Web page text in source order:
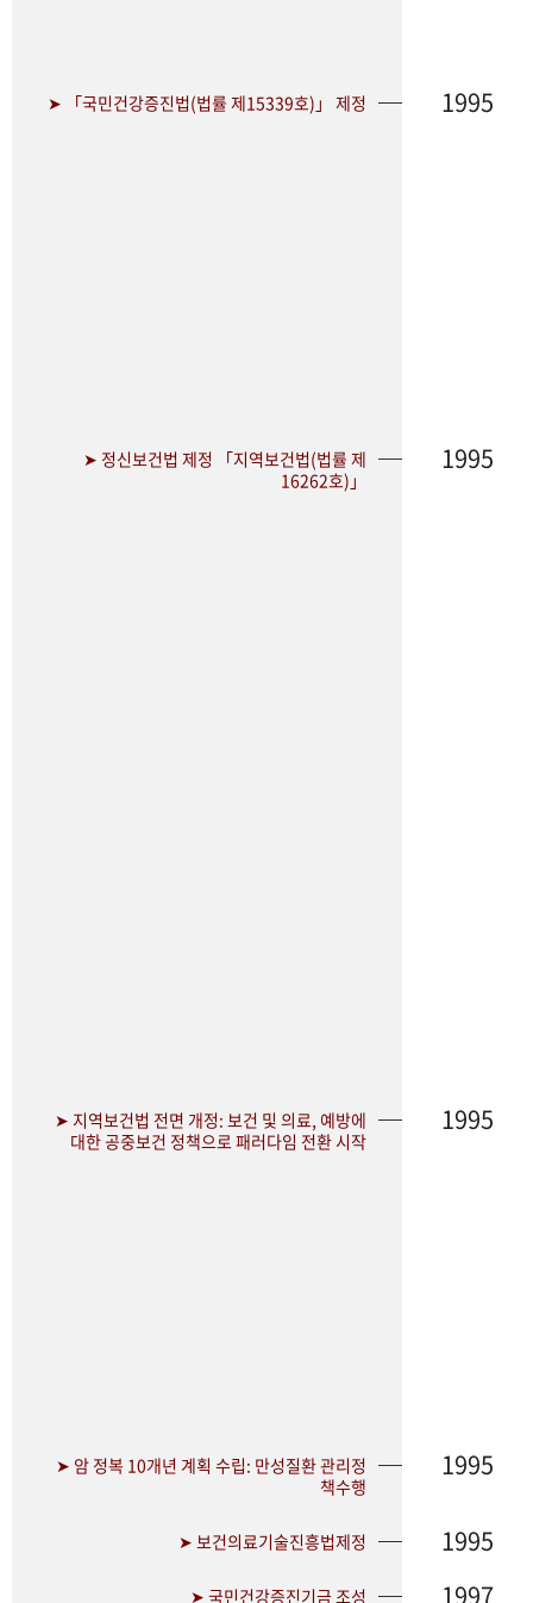
➤ 「국민건강증진법(법률 제15339호)」 제정 1995
➤ 정신보건법 제정 「지역보건법(법률 제
16262호)」
1995
➤ 지역보건법 전면 개정: 보건 및 의료, 예방에
대한 공중보건 정책으로 패러다임 전환 시작
1995
➤ 암 정복 10개년 계획 수립: 만성질환 관리정
책수행
1995
➤ 보건의료기술진흥법제정 1995
➤ 국민건강증진기금 조성 1997